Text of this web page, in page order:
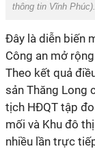
thông tin Vĩnh Phúc).
Đây là diễn biến
Công an mở
Theo kết quả
sản Thăng Long
tịch HĐQT tập
mối và Khu đô
nhiều lần trực